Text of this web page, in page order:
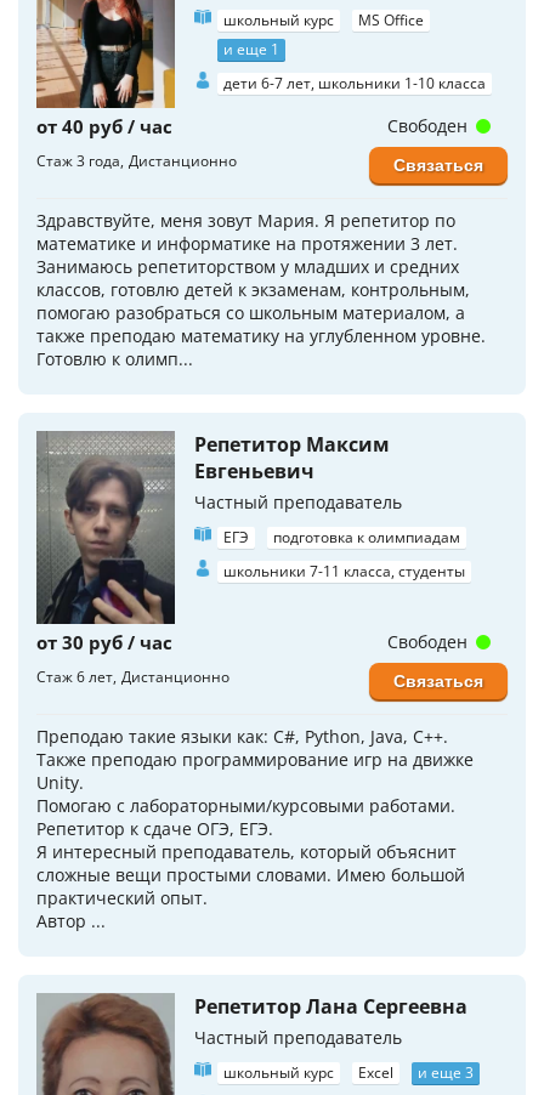
школьный курс
MS Office
и еще 1
дети 6-7 лет, школьники 1-10 класса
от 40 руб / час
Стаж 3 года Дистанционно
Здравствуйте, меня зовут Мария. Я репетитор по
математике и информатике на протяжении 3 лет.
Занимаюсь репетиторством у младших и средних
классов, готовлю детей к экзаменам, контрольным,
помогаю разобраться со школьным материалом, а
также преподаю математику на углубленном уровне.
Готовлю к олимп...
Свободен
Связаться
Репетитор Максим
Евгеньевич
Частный преподаватель
ЕГЭ
подготовка к олимпиадам
школьники 7-11 класса, студенты
от 30 руб / час
Стаж 6 лет Дистанционно
Преподаю такие языки как: C#, Python, Java, C++.
Также преподаю программирование игр на движке
Unity.
Помогаю с лабораторными/курсовыми работами.
Репетитор к сдаче ОГЭ, ЕГЭ.
Я интересный преподаватель, который объяснит
сложные вещи простыми словами. Имею большой
практический опыт.
Автор ...
Свободен
Связаться
Репетитор Лана Сергеевна
Частный преподаватель
школьный курс Excel
и еще 3